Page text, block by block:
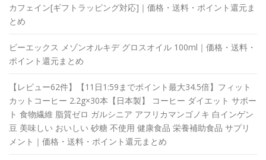
カフェイン[ギフトラッピング対応]｜価格・送料・ポイント還元ま
とめ
ビーエックス メゾンオルキデ グロスオイル 100ml｜価格・送料・
ポイント還元まとめ
【レビュー62件】【11日1:59までポイント最大34.5倍】フィット
カットコーヒー 2.2g×30本【日本製】 コーヒー ダイエット サポー
ト 食物繊維 脂質ゼロ ガルシニア アフリカマンゴノキ 白インゲン
豆 美味しい おいしい 砂糖 不使用 健康食品 栄養補助食品 サプリ
メント｜価格・送料・ポイント還元まとめ